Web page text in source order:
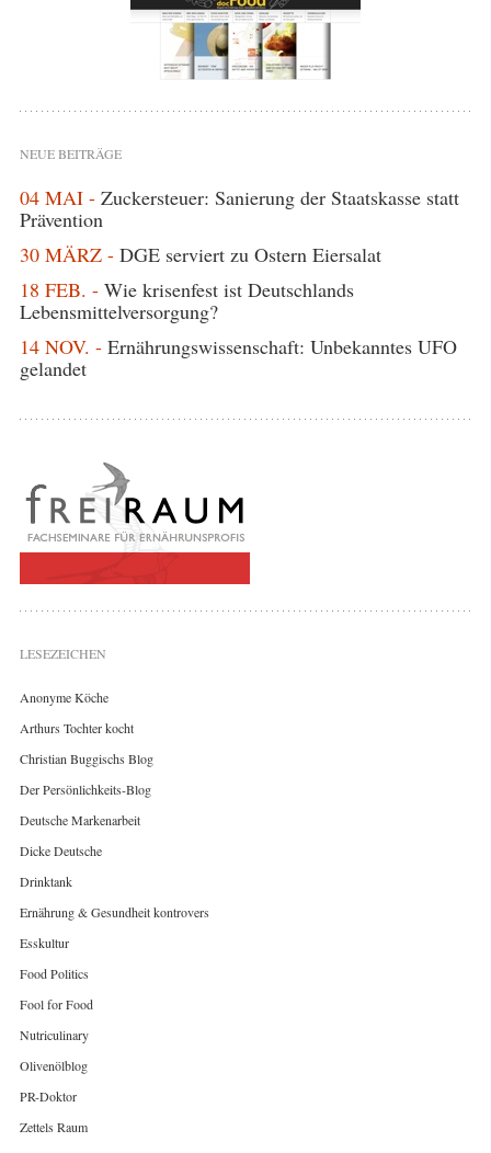
NEUE BEITRÄGE
04 MAI - Zuckersteuer: Sanierung der Staatskasse statt
Prävention
30 MÄRZ - DGE serviert zu Ostern Eiersalat
18 FEB. - Wie krisenfest ist Deutschlands
Lebensmittelversorgung?
14 NOV. - Ernährungswissenschaft: Unbekanntes UFO
gelandet
LESEZEICHEN
Anonyme Köche
Arthurs Tochter kocht
Christian Buggischs Blog
Der Persönlichkeits-Blog
Deutsche Markenarbeit
Dicke Deutsche
Drinktank
Ernährung & Gesundheit kontrovers
Esskultur
Food Politics
Fool for Food
Nutriculinary
Olivenölblog
PR-Doktor
Zettels Raum